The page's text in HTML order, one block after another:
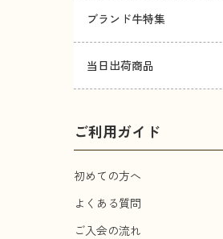
ブランド牛特集
当日出荷商品
ご利用ガイド
初めての方へ
よくある質問
ご入会の流れ